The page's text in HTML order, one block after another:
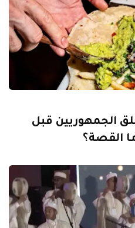
الجمهوريين قبل
القصة؟